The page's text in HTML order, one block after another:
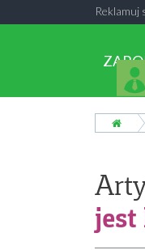
Reklamuj
jest